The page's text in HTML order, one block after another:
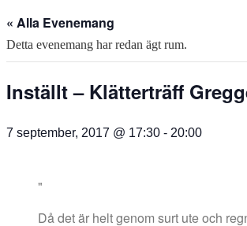
« Alla Evenemang
Detta evenemang har redan ägt rum.
Inställt – Klätterträff
7 september, 2017 @ 17:30 - 20:00
Då det är helt genom surt ute och